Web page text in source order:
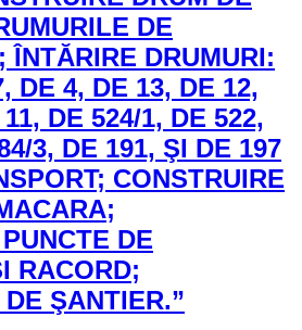
DE
ÎNTĂRIRE DRUMURI:
DE 4, DE 13, DE 12,
DE 524/1, DE 522,
3, DE 191, ŞI DE 197
CONSTRUIRE
DE
RACORD;
ŞANTIER.”